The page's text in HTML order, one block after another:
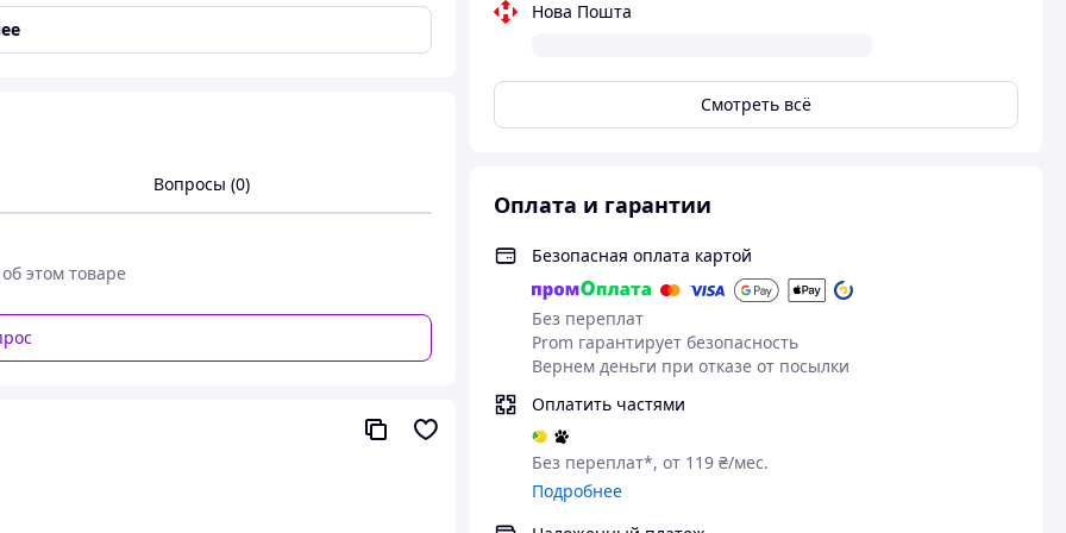
Нова Пошта
Смотреть всё
Оплата и гарантии
Безопасная оплата картой
Без переплат
Prom гарантирует безопасность
Вернем деньги при отказе от посылки
Оплатить частями
Без переплат*, от 119 ₴/мес.
Подробнее
Вопросы (0)
этом товаре